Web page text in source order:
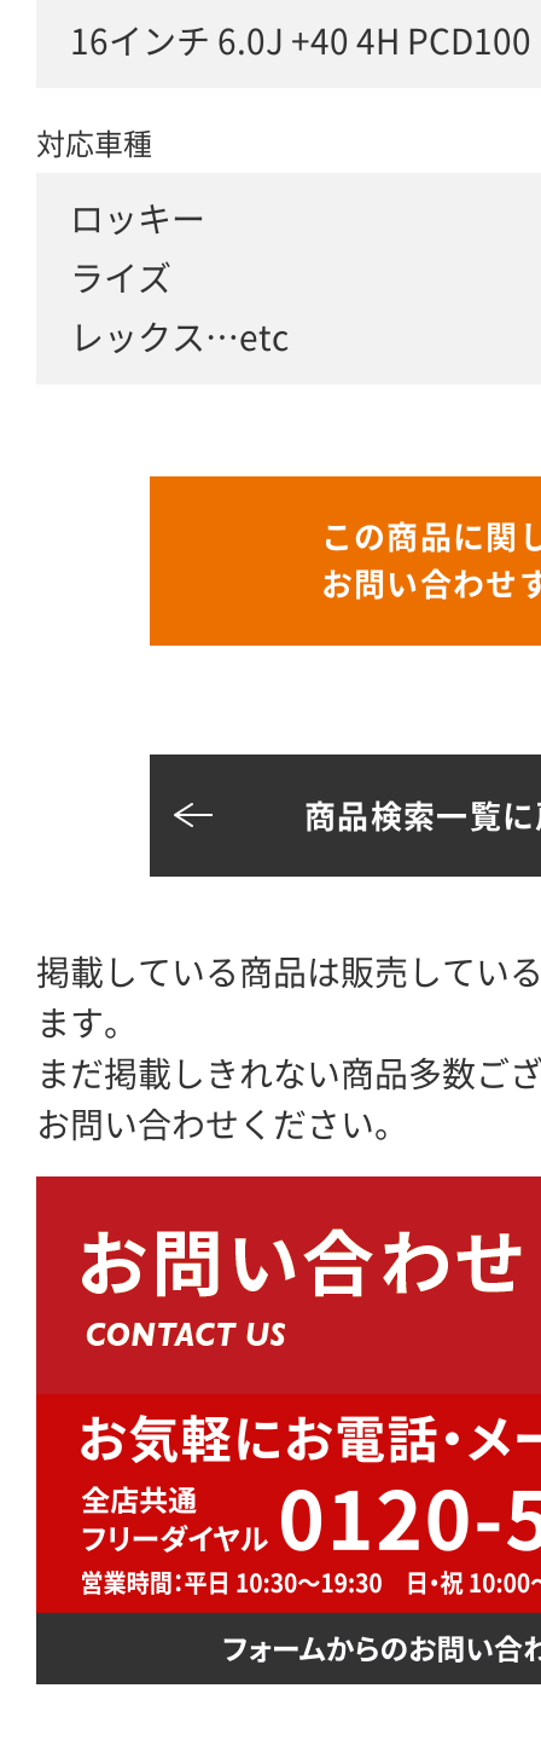
16インチ 6.0J +40 4H PCD100
対応車種
ロッキー
ライズ
レックス…etc
この商品に関
お問い合わせ
商品検索一覧
掲載している商品は販売してい
ます。
まだ掲載しきれない商品多数ご
お問い合わせください。